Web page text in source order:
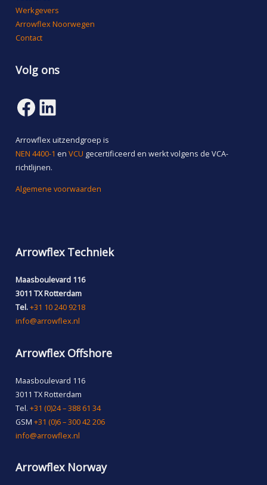
Werkgevers
Arrowflex Noorwegen
Contact
Volg ons
Facebook LinkedIn
Arrowflex uitzendgroep is
NEN 4400-1 en VCU gecertificeerd en werkt volgens de VCA-
richtlijnen.
Algemene voorwaarden
Arrowflex Techniek
Maasboulevard 116
3011 TX Rotterdam
Tel.+31 10 240 9218
info@arrowflex.nl
Arrowflex Offshore
Maasboulevard 116
3011 TX Rotterdam
Tel. +31 (0)24 – 388 61 34
GSM +31 (0)6 – 300 42 206
info@arrowflex.nl
Arrowflex Norway